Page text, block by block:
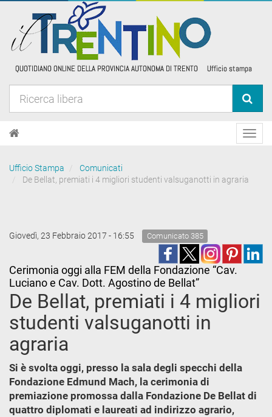
Ufficio Stampa
Comunicati
De Bellat, premiati i 4 migliori studenti valsuganotti in agraria
Giovedì, 23 Febbraio 2017 - 16:55 Comunicato 385
Cerimonia oggi alla FEM della Fondazione “Cav.
Luciano e Cav. Dott. Agostino de Bellat”
De Bellat, premiati i 4 migliori
studenti valsuganotti in
agraria
Si è svolta oggi, presso la sala degli specchi della
Fondazione Edmund Mach, la cerimonia di
premiazione promossa dalla Fondazione De Bellat di
quattro diplomati e laureati ad indirizzo agrario,